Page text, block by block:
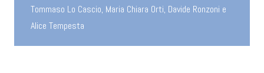
Tommaso Lo Cascio, Maria Chiara Orti, Davide Ronzoni e
Alice Tempesta